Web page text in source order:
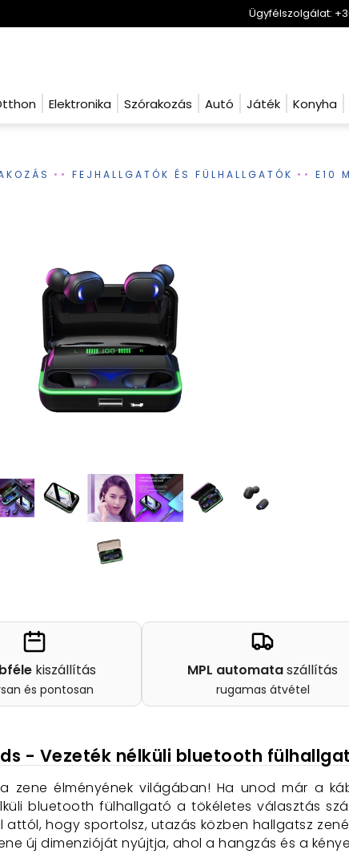
Ügyfélszolgálat:
Elektronika Szórakozás Autó Játék Konyha
FEJHALLGATÓK ÉS FÜLHALLGATÓK E10
kiszállítás
és pontosan
MPL automataszállítás
rugamas átvétel
- Vezeték nélküli bluetooth
zene élményének világában! Ha unod már a
bluetooth fülhallgató a tökéletes választás
hogy sportolsz, utazás közben hallgatsz
új dimenzióját nyújtja, ahol a hangzás és a